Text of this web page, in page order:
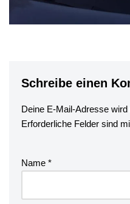
Schreibe einen
Deine E-Mail-Adresse
Erforderliche Felder sind
Name *